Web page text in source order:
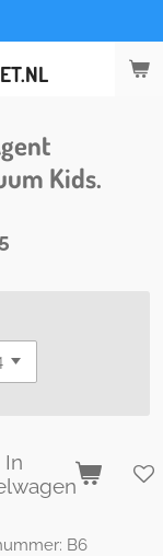
Kids.
In
B6